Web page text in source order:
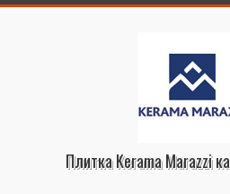
Плитка Kerama Marazzi
+7
+7